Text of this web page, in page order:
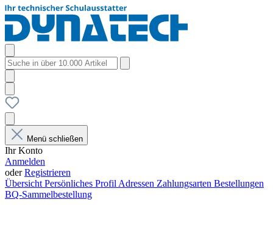
Menü schließen
Ihr Konto
Anmelden
oderRegistrieren
Übersicht Persönliches Profil Adressen Zahlungsarten Bestellungen
BQ-Sammelbestellung